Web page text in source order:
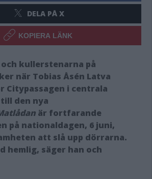
DELA PÅ X
KOPIERA LÄNK
kullerstenarna på
när Tobias Åsén Latva
Citypassagen i centrala
den nya
är fortfarande
på nationaldagen, 6 juni,
att slå upp dörrarna.
hemlig, säger han och